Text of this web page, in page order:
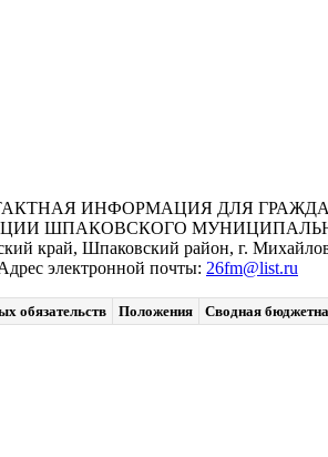
ИНФОРМАЦИЯ ДЛЯ
ШПАКОВСКОГО
край, Шпаковский район, г.
электронной почты: 26fm@list.ru
обязательств Положения Сводная